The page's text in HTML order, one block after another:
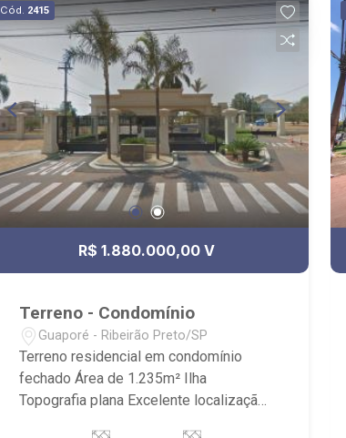
Cód. 2415
R$ 1.880.000,00 V
Terreno - Condomínio
Guaporé - Ribeirão Preto/SP
Terreno residencial em condomínio
fechado Área de 1.235m² Ilha
Topografia plana Excelente localização